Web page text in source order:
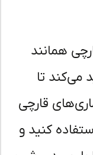
همانند
تا
قارچی
کنید و